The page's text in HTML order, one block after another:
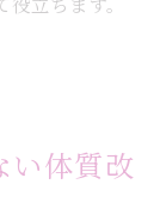
い体質改